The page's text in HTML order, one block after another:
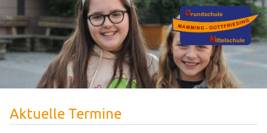
Aktuelle Termine